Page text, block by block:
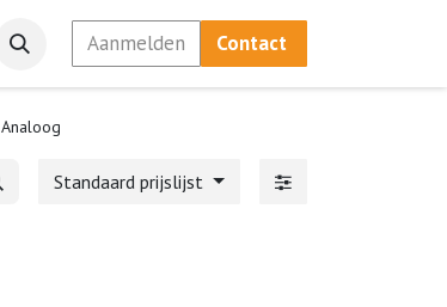
Aanmelden Contact
Analoog
Standaard prijslijst